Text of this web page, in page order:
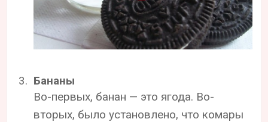
Бананы
Во-первых, банан — это ягода. Во-
вторых, было установлено, что комары